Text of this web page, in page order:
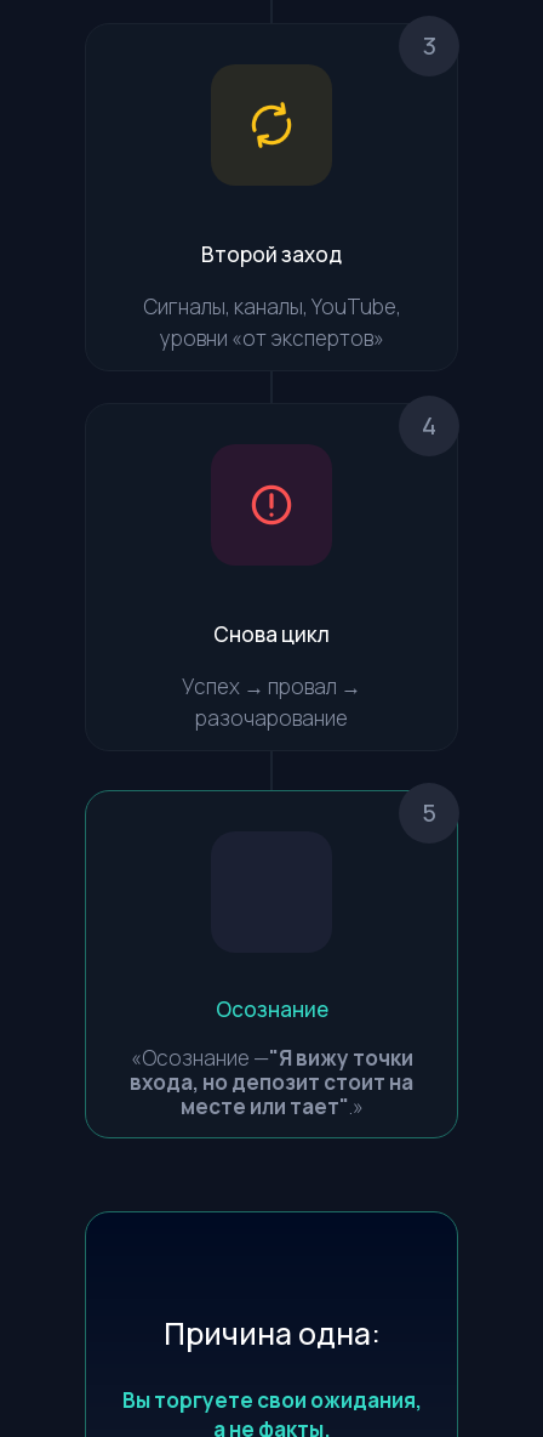
Второй заход
Сигналы, каналы, YouTube,
уровни «от экспертов»‎
3
Снова цикл
Успех → провал →
разочарование
Причина одна:
Вы торгуете свои ожидания,
а не факты.
Осознание
«Осознание —"Я вижу точки
входа, но депозит стоит на
месте или тает".»
5
4